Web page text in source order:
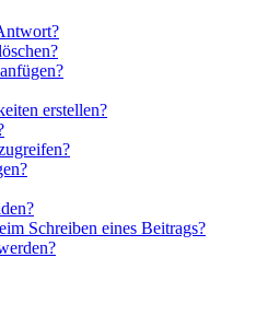
erstellen?
Schreiben eines Beitrags?